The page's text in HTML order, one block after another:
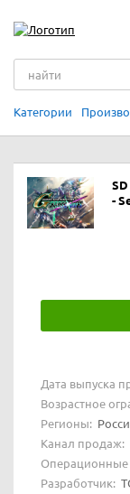
Категории
-
Дата выпуска
Возрастное
Регионы:
Канал продаж:
Операционные
Разработчик: